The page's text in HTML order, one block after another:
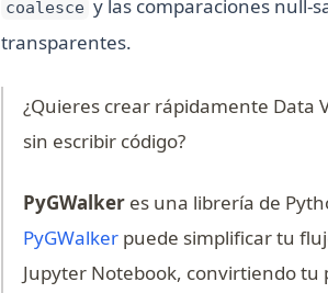
coalesce y las comparaciones null-
transparentes.
¿Quieres crear rápidamente Data
sin escribir código?
PyGWalkeres una librería de
PyGWalker(opens in a new tab)
puede simplificar tu
Jupyter Notebook, convirtiendo